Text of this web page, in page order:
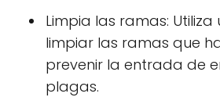
Limpia las ramas:
limpiar las ramas que
prevenir la entrada de
plagas.